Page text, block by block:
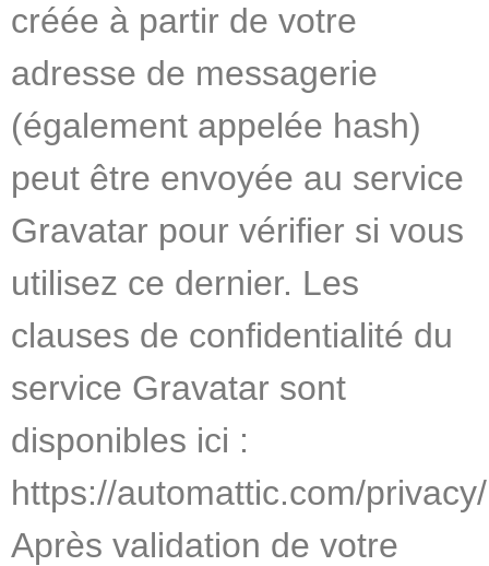
créée à partir de votre
adresse de messagerie
(également appelée hash)
peut être envoyée au service
Gravatar pour vérifier si vous
utilisez ce dernier. Les
clauses de confidentialité du
service Gravatar sont
disponibles ici :
https://automattic.com/
Après validation de votre